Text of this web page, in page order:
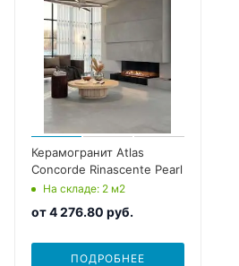
Керамогранит Atlas
Concorde Rinascente Pearl
На складе: 2 м2
от4 276.80 руб.
ПОДРОБНЕЕ